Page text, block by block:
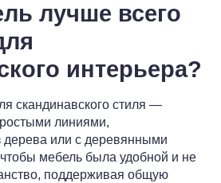
лучше всего
интерьера?
скандинавского стиля —
линиями,
дерева или с деревянными
мебель была удобной и не
поддерживая общую